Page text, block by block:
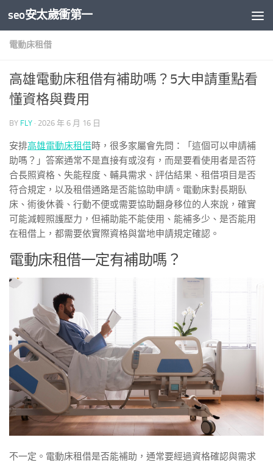
Skip to content
seo安太歲衝第一
電動床租借
高雄電動床租借有補助嗎？5大申請重點看
懂資格與費用
BY FLY · 2026 年 6 月 16 日
安排高雄電動床租借時，很多家屬會先問：「這個可以申請補
助嗎？」答案通常不是直接有或沒有，而是要看使用者是否符
合長照資格、失能程度、輔具需求、評估結果、租借項目是否
符合規定，以及租借通路是否能協助申請。電動床對長期臥
床、術後休養、行動不便或需要協助翻身移位的人來說，確實
可能減輕照護壓力，但補助能不能使用、能補多少、是否能用
在租借上，都需要依實際資格與當地申請規定確認。
電動床租借一定有補助嗎？
不一定。電動床租借是否能補助，通常要經過資格確認與需求